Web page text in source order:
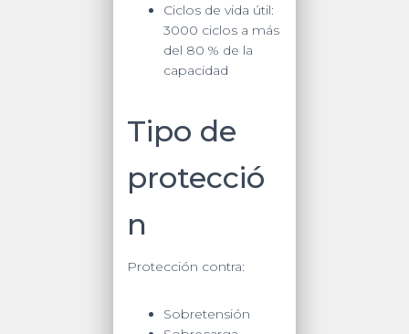
Ciclos de vida útil:
3000 ciclos a más
del 80 % de la
capacidad
Tipo de
protecció
n
Protección contra:
Sobretensión